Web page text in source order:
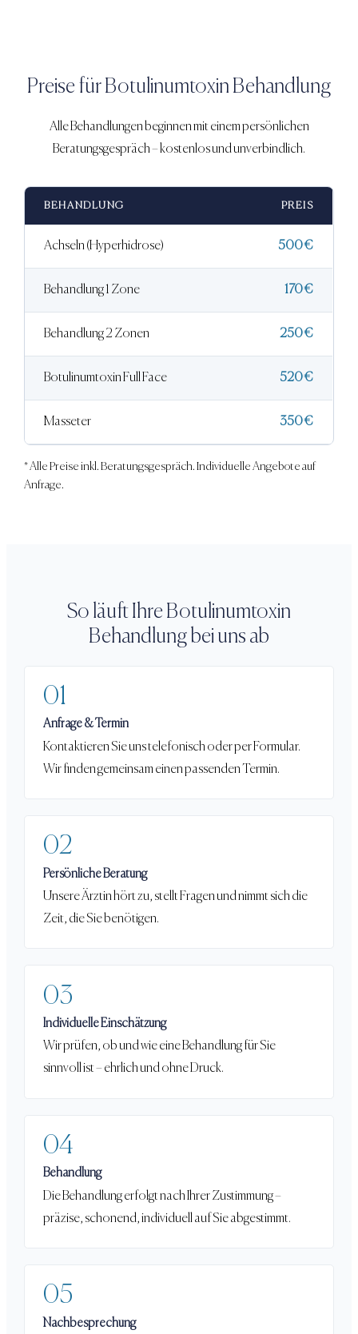
Preise fürBotulinumtoxin Behandlung
Alle Behandlungen beginnen mit einem persönlichen
Beratungsgespräch – kostenlos und unverbindlich.
BEHANDLUNG PREIS
Achseln (Hyperhidrose) 500 €
Behandlung 1 Zone 170 €
Behandlung 2 Zonen 250 €
Botulinumtoxin Full Face 520 €
Masseter 350 €
* Alle Preise inkl. Beratungsgespräch. Individuelle Angebote auf
Anfrage.
So läuft Ihre Botulinumtoxin
Behandlung bei uns ab
01
Anfrage & Termin
Kontaktieren Sie uns telefonisch oder per Formular.
Wir finden gemeinsam einen passenden Termin.
02
Persönliche Beratung
Unsere Ärztin hört zu, stellt Fragen und nimmt sich die
Zeit, die Sie benötigen.
03
Individuelle Einschätzung
Wir prüfen, ob und wie eine Behandlung für Sie
sinnvoll ist – ehrlich und ohne Druck.
04
Behandlung
Die Behandlung erfolgt nach Ihrer Zustimmung –
präzise, schonend, individuell auf Sie abgestimmt.
05
Nachbesprechung